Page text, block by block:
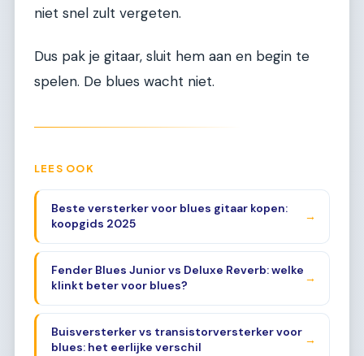
niet snel zult vergeten.
Dus pak je gitaar, sluit hem aan en begin te
spelen. De blues wacht niet.
LEES OOK
Beste versterker voor blues gitaar kopen:
koopgids 2025
→
Fender Blues Junior vs Deluxe Reverb: welke
klinkt beter voor blues?
→
Buisversterker vs transistorversterker voor
blues: het eerlijke verschil
→